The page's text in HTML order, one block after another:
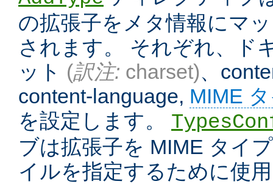
の拡張子をメタ情報にマ
されます。 それぞれ、ド
ット (訳注: charset)、
content-language, MIME
を設定します。
ブは拡張子を MIME タイ
イルを指定するために使